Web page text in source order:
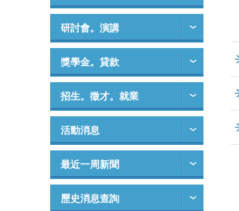
研討會。演講
獎學金。貸款
招生。徵才。就業
活動消息
最近一周新聞
歷史消息查詢